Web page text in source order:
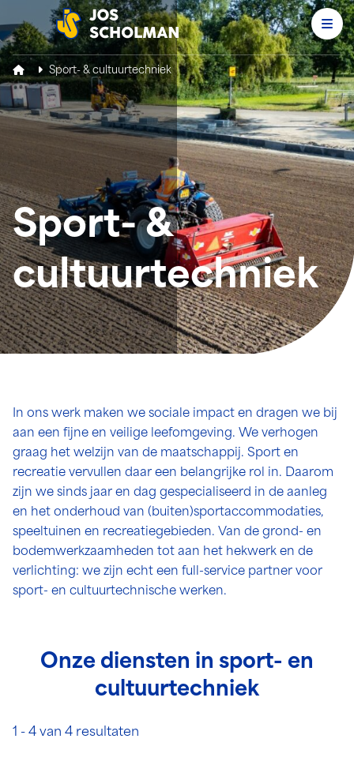
Jos Scholman
Sport- & cultuurtechniek
Sport- &
cultuurtechniek
In ons werk maken we sociale impact en dragen we bij
aan een fijne en veilige leefomgeving. We verhogen
graag het welzijn van de maatschappij. Sport en
recreatie vervullen daar een belangrijke rol in. Daarom
zijn we sinds jaar en dag gespecialiseerd in de aanleg
en het onderhoud van (buiten)sportaccommodaties,
speeltuinen en recreatiegebieden. Van de grond- en
bodemwerkzaamheden tot aan het hekwerk en de
verlichting: we zijn echt een full-service partner voor
sport- en cultuurtechnische werken.
Onze diensten in sport- en
cultuurtechniek
1 - 4 van 4 resultaten